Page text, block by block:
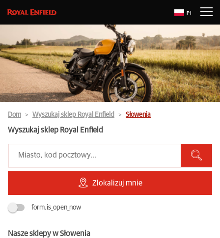
Pl
Dom Wyszukaj sklep Royal Enfield Słowenia
Wyszukaj sklep Royal Enfield
Zlokalizuj mnie
form.is_open_now
Nasze sklepy w Słowenia